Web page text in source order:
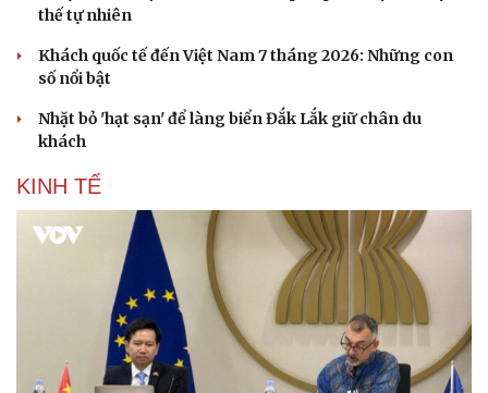
Sân khấu - Điện ảnh
Âm nhạc
Di sản
Nghệ sĩ
Sao Việt
thế tự nhiên
Khách quốc tế đến Việt Nam 7 tháng 2026: Những con
số nổi bật
Nhặt bỏ 'hạt sạn' để làng biển Đắk Lắk giữ chân du
khách
KINH TẾ